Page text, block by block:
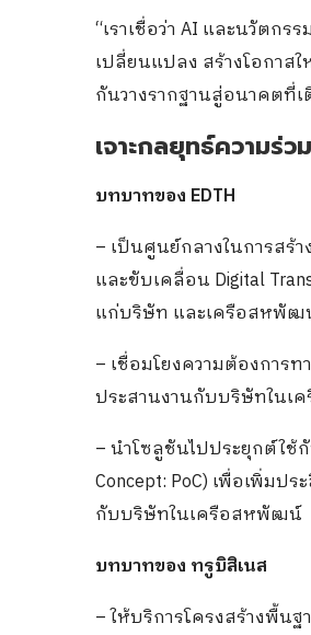
“เราเชื่อว่า AI และนวัตก
เปลี่ยนแปลง สร้างโอกาส
กันวางรากฐานสู่อนาคตที่
เจาะกลยุทธ์ความร่
บทบาทของ EDTH
– เป็นศูนย์กลางในการสร้
และขับเคลื่อน Digital
แก่บริษัท และเครือสหพั
– เชื่อมโยงความต้องการ
ประสานงานกับบริษัทในเ
– นำโซลูชันไปประยุกต์ใ
Concept: PoC) เพื่อเพิ่มป
กับบริษัทในเครือสหพัฒน์
บทบาทของ ทรูบิสิเนส
– ให้บริการโครงสร้างพื้น